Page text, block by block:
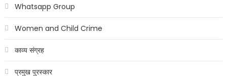
Whatsapp Group
Women and Child Crime
काव्य संग्रह
प्रमुख पुरस्कार